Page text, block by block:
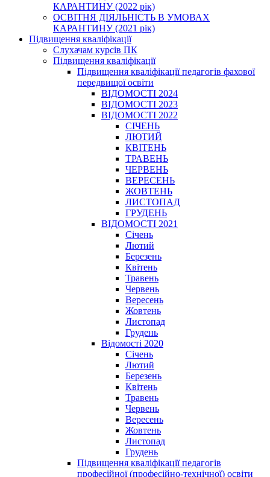
КАРАНТИНУ (2022 рік)
ОСВІТНЯ ДІЯЛЬНІСТЬ В УМОВАХ
КАРАНТИНУ (2021 рік)
Підвищення кваліфікації
Слухачам курсів ПК
Підвищення кваліфікації
Підвищення кваліфікації педагогів фахової
передвищої освіти
ВІДОМОСТІ 2024
ВІДОМОСТІ 2023
ВІДОМОСТІ 2022
СІЧЕНЬ
ЛЮТИЙ
КВІТЕНЬ
ТРАВЕНЬ
ЧЕРВЕНЬ
ВЕРЕСЕНЬ
ЖОВТЕНЬ
ЛИСТОПАД
ГРУДЕНЬ
ВІДОМОСТІ 2021
Січень
Лютий
Березень
Квітень
Травень
Червень
Вересень
Жовтень
Листопад
Грудень
Відомості 2020
Січень
Лютий
Березень
Квітень
Травень
Червень
Вересень
Жовтень
Листопад
Грудень
Підвищення кваліфікації педагогів
професійної (професійно-технічної) освіти